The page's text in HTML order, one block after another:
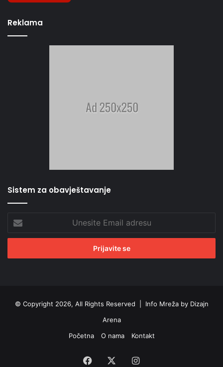
Reklama
Sistem za obavještavanje
Email
adresu
© Copyright 2026, All Rights Reserved | Info Mreža by Dizajn
Arena
Početna
O nama Kontakt
Facebook Instagram